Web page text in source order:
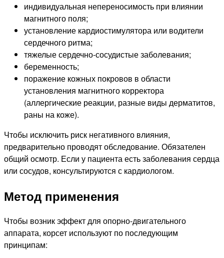
индивидуальная непереносимость при влиянии
магнитного поля;
установление кардиостимулятора или водители
сердечного ритма;
тяжелые сердечно-сосудистые заболевания;
беременность;
поражение кожных покровов в области
установления магнитного корректора
(аллергические реакции, разные виды дерматитов,
раны на коже).
Чтобы исключить риск негативного влияния,
предварительно проводят обследование. Обязателен
общий осмотр. Если у пациента есть заболевания сердца
или сосудов, консультируются с кардиологом.
Метод применения
Чтобы возник эффект для опорно-двигательного
аппарата, корсет используют по последующим
принципам: